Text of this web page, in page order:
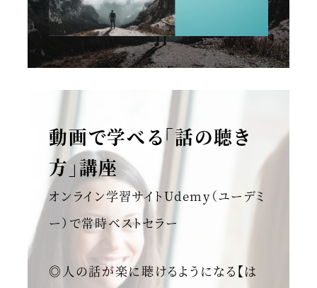
動画で学べる「話の聴き
方」講座
オンライン学習サイトUdemy（ユーデミ
ー）で常時ベストセラー
◎人の話が楽に聴けるようになる【は